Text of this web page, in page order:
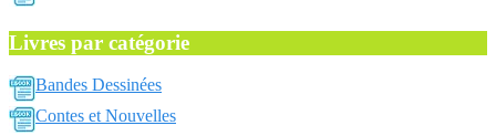
Livres par catégorie
Bandes Dessinées
Contes et Nouvelles